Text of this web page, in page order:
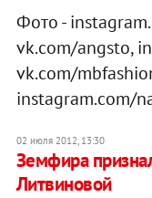
Фото -
vk.com/angsto,
vk.com/
instagram.com/
02 июля 2012, 13:30
Земфира
Литвиновой